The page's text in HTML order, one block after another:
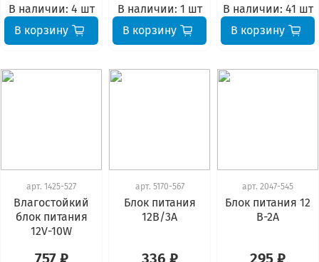
В наличии: 4 шт
В корзину
В наличии: 1 шт
В корзину
В наличии: 41 шт
В корзину
арт. 1425-527
Влагостойкий
блок питания
12V-10W
арт. 5170-567
Блок питания
12В/3А
арт. 2047-545
Блок питания 12
В-2А